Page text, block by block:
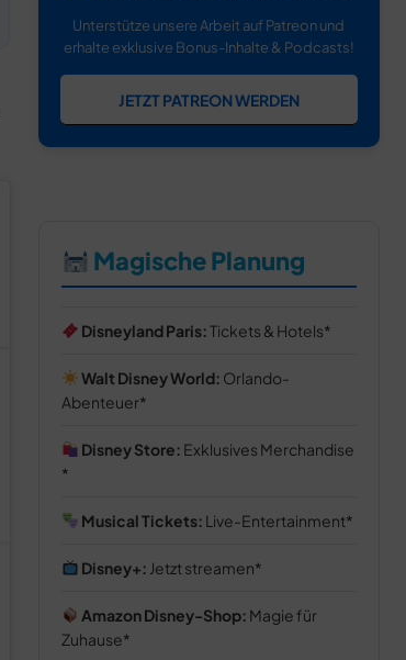
Unterstütze unsere Arbeit auf Patreon und
erhalte exklusive Bonus-Inhalte & Podcasts!
JETZT PATREON WERDEN
Magische Planung
Disneyland Paris:Tickets & Hotels
Walt Disney World: Orlando-
Abenteuer
Disney Store: Exklusives Merchandise
Musical Tickets: Live-Entertainment
Disney+: Jetzt streamen
Amazon Disney-Shop: Magie für
Zuhause